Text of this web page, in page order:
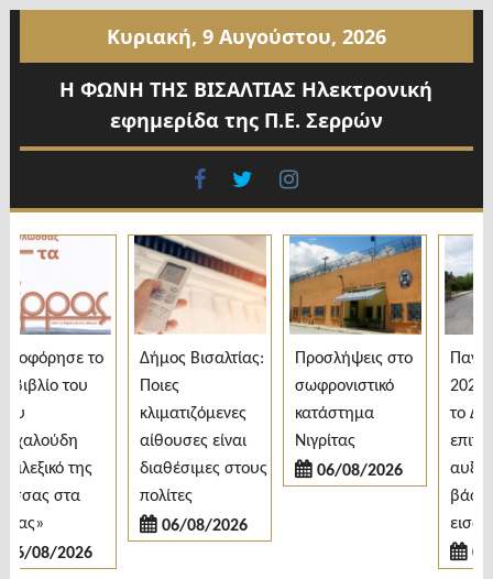
περιεχόμενο
Κυριακή, 9 Αυγούστου, 2026
Η ΦΩΝΗ ΤΗΣ ΒΙΣΑΛΤΙΑΣ Ηλεκτρονική
εφημερίδα της Π.Ε. Σερρών
facebook
twitter
το
του
της
στα
08/2026
Δήμος Βισαλτίας:
Ποιες
κλιματιζόμενες
αίθουσες είναι
διαθέσιμες στους
πολίτες
06/08/2026
Προσλήψεις στο
σωφρονιστικό
κατάστημα
Νιγρίτας
06/08/2026
2026:
το
βάσεις
06/